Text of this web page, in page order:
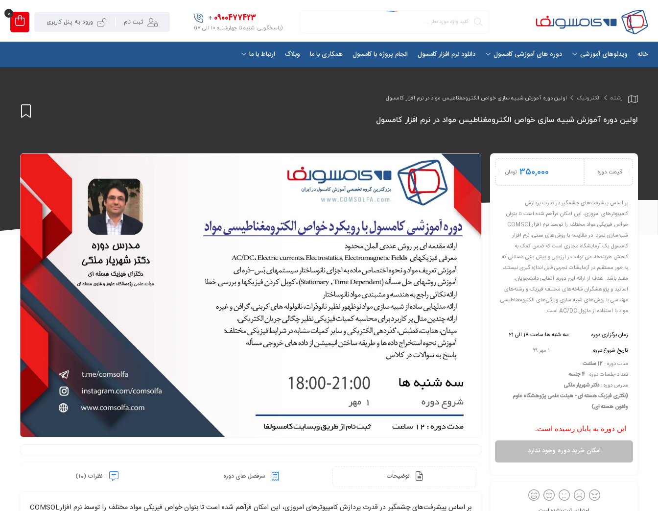
0900477423
+
(پاسخگویی: شنبه تا چهارشنبه ۱۰ الی ۱۷)
ثبت نام ورود به پنل کاربری
0
خانه ویدئوهای آموزشی دوره های آموزشی کامسول دانلود نرم افزار کامسول انجام پروژه با کامسول همکاری با ما وبلاگ ارتباط با ما
رشته الکترونیک اولین دوره آموزش شبیه سازی خواص الکترومغناطیس مواد در نرم افزار کامسول
اولین دوره آموزش شبیه سازی خواص الکترومغناطیس مواد در نرم افزار کامسول
توضیحات سرفصل های دوره نظرات (10)
بر اساس پیشرفت‌های چشمگیر در قدرت پردازش کامپیوترهای امروزی، این امکان فرآهم شده است تا بتوان خواص فیزیکی مواد مختلف را توسط نرم افزارCOMSOL
قیمت دوره تومان 350,000
بر اساس پیشرفت‌های چشمگیر در قدرت پردازش
کامپیوترهای امروزی، این امکان فرآهم شده است تا بتوان
خواص فیزیکی مواد مختلف را توسط نرم افزارCOMSOL
شبیه‌سازی نمود. در مقایسه با روش‌های سنتی، نرم افزار
کامسول یک آزمایشگاه مجازی است که ضمن کمک به
کاهش هزینه‌ها، می تواند در ارزیابی و پیش بینی مسائلی که
به طور مستقیم در آزمایشات تجربی قابل اندازه گیری نیستند،
مفید باشد. هدف از ارائه این دوره، آشنایی دانشجویان،
اساتید و پژوهشگران شاخه‌های مختلف فیزیک و رشته‌های
مهندسی با روش‌های شبیه سازی ویژگی‌های الکترومغناطیسی
مواد با استفاده از ماژول AC/DC است.
زمان برگزاری دوره
سه شنبه ها ساعت 18 الی 21
تاریخ شروع دوره
1 مهر 99
مدت دوره : 12 ساعت
تعداد جلسات دوره : 4 جلسه
مدرس دوره :دکتر شهریار ملکی
(دکتری فیزیک هسته ای- هیئت علمی پژوهشگاه علوم
وفنون هسته ای)
این دوره به پایان رسیده است.
امکان خرید دوره وجود ندارد